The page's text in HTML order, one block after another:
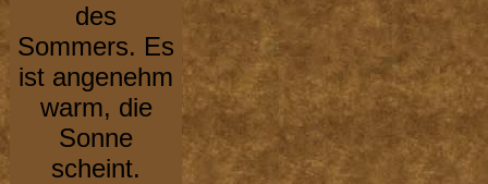
des
Sommers. Es
ist angenehm
warm, die
Sonne
scheint.